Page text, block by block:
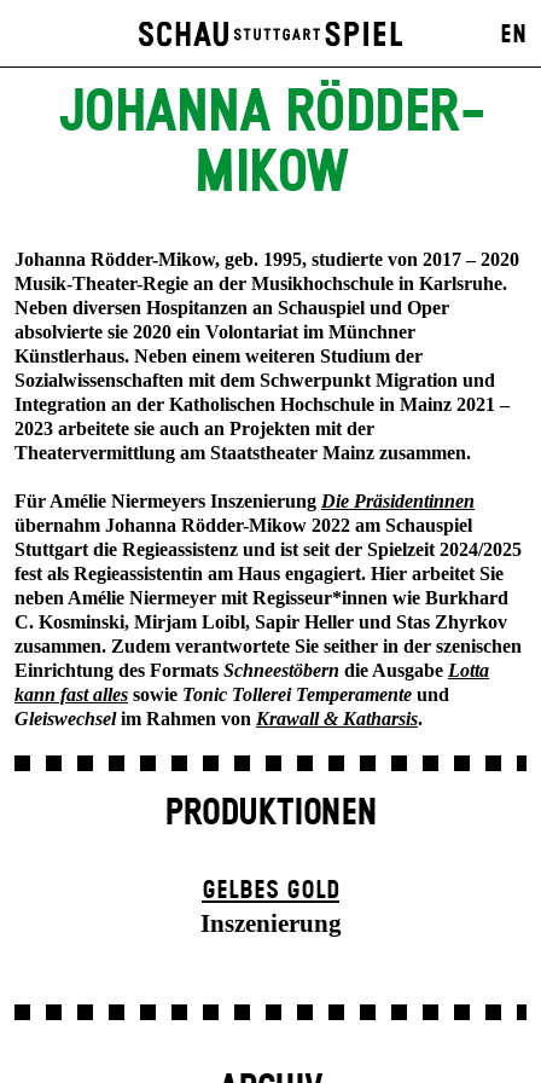
EN
JOHANNA RÖDDER-
MIKOW
Johanna Rödder-Mikow, geb. 1995, studierte von 2017 – 2020
Musik-Theater-Regie an der Musikhochschule in Karlsruhe.
Neben diversen Hospitanzen an Schauspiel und Oper
absolvierte sie 2020 ein Volontariat im Münchner
Künstlerhaus. Neben einem weiteren Studium der
Sozialwissenschaften mit dem Schwerpunkt Migration und
Integration an der Katholischen Hochschule in Mainz 2021 –
2023 arbeitete sie auch an Projekten mit der
Theatervermittlung am Staatstheater Mainz zusammen.
Für Amélie Niermeyers Inszenierung Die Präsidentinnen
übernahm Johanna Rödder-Mikow 2022 am Schauspiel
Stuttgart die Regieassistenz und ist seit der Spielzeit 2024/2025
fest als Regieassistentin am Haus engagiert. Hier arbeitet Sie
neben Amélie Niermeyer mit Regisseur*innen wie Burkhard
C. Kosminski, Mirjam Loibl, Sapir Heller und Stas Zhyrkov
zusammen. Zudem verantwortete Sie seither in der szenischen
Einrichtung des Formats Schneestöbern die Ausgabe Lotta
kann fast alles sowie Tonic Tollerei Temperamente und
Gleiswechselim Rahmen von Krawall & Katharsis.
PRODUKTIONEN
GELBES GOLD
Inszenierung